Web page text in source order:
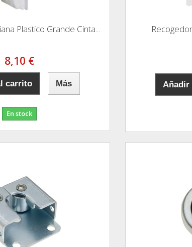
Plastico Grande Cinta...
8,10 €
carrito Más
En stock